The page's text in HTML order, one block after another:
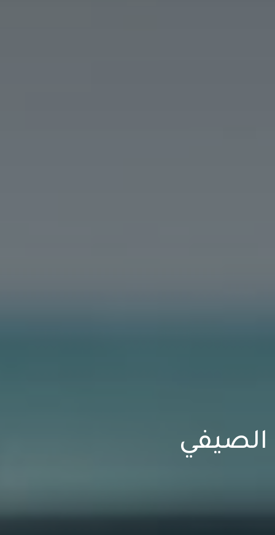
الصيفي